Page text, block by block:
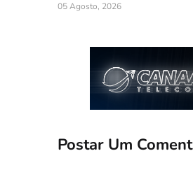
05 Agosto, 2026
Postar Um